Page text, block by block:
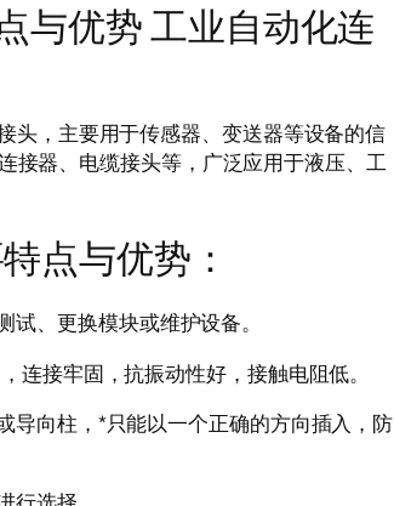
与优势 工业自动化连
，主要用于传感器、变送器等设备的信
接器、电缆接头等，广泛应用于液压、工
与优势：
、更换模块或维护设备。
连接牢固，抗振动性好，接触电阻低。
导向柱，*只能以一个正确的方向插入，防